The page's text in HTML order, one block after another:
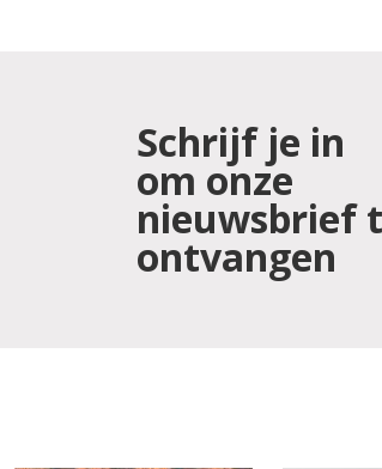
Schrijf je in
om onze
nieuwsbrief
ontvangen